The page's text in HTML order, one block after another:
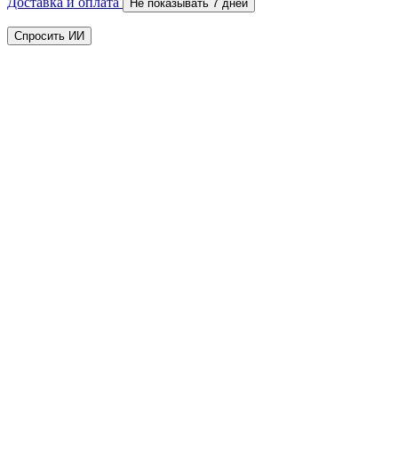
Не показывать 7 дней
Спросить ИИ